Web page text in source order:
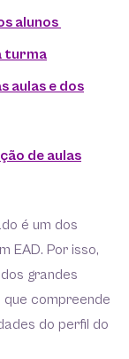
alunos
turma
aulas e dos
de aulas
é um dos
EAD. Por isso,
grandes
, que compreende
do perfil do